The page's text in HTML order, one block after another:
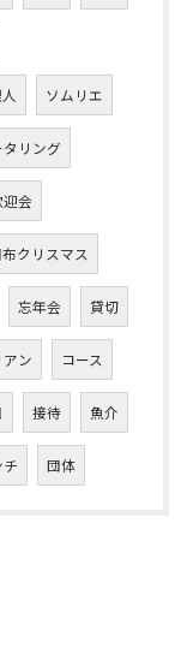
ソムリエ
タリング
迎会
クリスマス
忘年会 貸切
アン コース
接待 魚介
チ 団体